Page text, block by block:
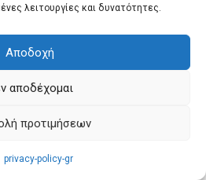
λειτουργίες και δυνατότητες.
Αποδοχή
αποδέχομαι
προτιμήσεων
privacy-policy-gr
ως δεξιοί
οποίοι μπορούν να
ανθρώπους που
προσανατολισμένες στα
έχουν όφελος για τους